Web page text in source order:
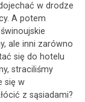
w drodze
A potem
ale inni zarówno
się do hotelu
straciliśmy
się w
z sąsiadami?